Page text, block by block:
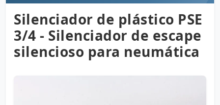
Silenciador de plástico PSE
3/4 - Silenciador de escape
silencioso para neumática